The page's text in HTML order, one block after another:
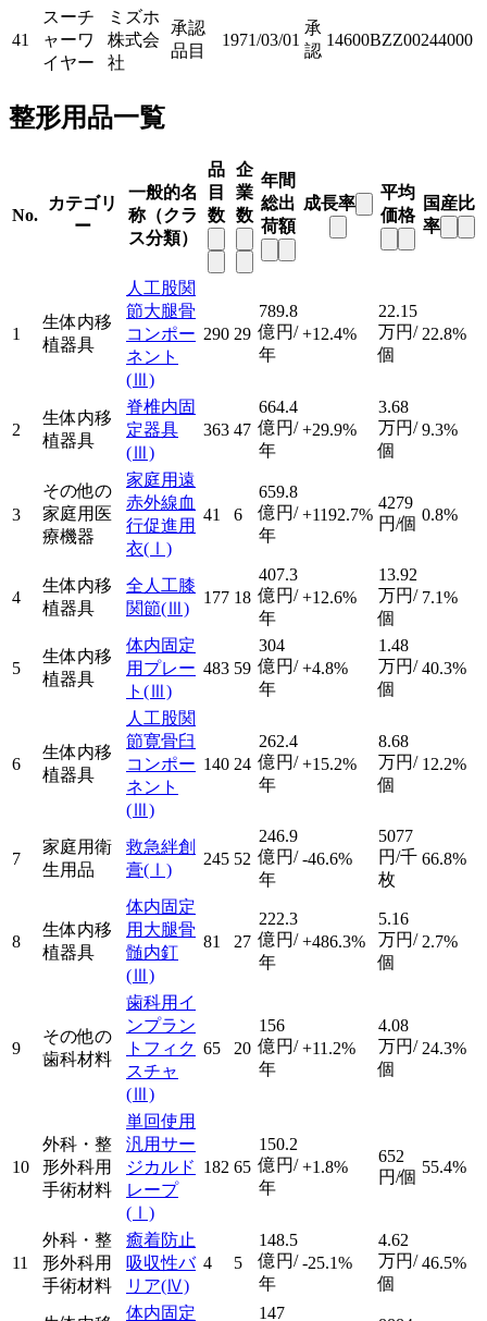
41
スーチ
ャーワ
イヤー
ミズホ
株式会
社
承認
品目
1971/03/01
承
認
14600BZZ00244000
整形用品一覧
No.
カテゴリ
ー
一般的名
称（クラ
ス分類）
品
目
数
企
業
数
年間
総出
荷額
成長率
平均
価格
国産比
率
1
生体内移
植器具
人工股関
節大腿骨
コンポー
ネント
(Ⅲ)
290 29
789.8
億円/
年
+12.4%
22.15
万円/
個
22.8%
2
生体内移
植器具
脊椎内固
定器具
(Ⅲ)
363 47
664.4
億円/
年
+29.9%
3.68
万円/
個
9.3%
3
その他の
家庭用医
療機器
家庭用遠
赤外線血
行促進用
衣(Ⅰ)
41 6
659.8
億円/
年
+1192.7%
4279
円/個 0.8%
4
生体内移
植器具
全人工膝
関節(Ⅲ)
177 18
407.3
億円/
年
+12.6%
13.92
万円/
個
7.1%
5
生体内移
植器具
体内固定
用プレー
ト (Ⅲ)
483 59
304
億円/
年
+4.8%
1.48
万円/
個
40.3%
6
生体内移
植器具
人工股関
節寛骨臼
コンポー
ネント
(Ⅲ)
140 24
262.4
億円/
年
+15.2%
8.68
万円/
個
12.2%
7
家庭用衛
生用品
救急絆創
膏(Ⅰ)
245 52
246.9
億円/
年
-46.6%
5077
円/千
枚
66.8%
8
生体内移
植器具
体内固定
用大腿骨
髄内釘
(Ⅲ)
81 27
222.3
億円/
年
+486.3%
5.16
万円/
個
2.7%
9
その他の
歯科材料
歯科用イ
ンプラン
トフィク
スチャ
(Ⅲ)
65 20
156
億円/
年
+11.2%
4.08
万円/
個
24.3%
10
外科・整
形外科用
手術材料
単回使用
汎用サー
ジカルド
レープ
(Ⅰ)
182 65
150.2
億円/
年
+1.8%
652
円/個
55.4%
11
外科・整
形外科用
手術材料
癒着防止
吸収性バ
リア(Ⅳ)
4 5
148.5
億円/
年
-25.1%
4.62
万円/
個
46.5%
体内固定 147